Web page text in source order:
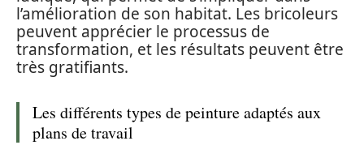
l’amélioration de son habitat. Les bricoleurs
peuvent apprécier le processus de
transformation, et les résultats peuvent être
très gratifiants.
Les différents types de peinture adaptés aux
plans de travail